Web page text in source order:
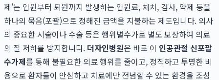
제'는 입원부터 퇴원까지 발생하는 입원료, 처치, 검사, 약제 등을
하나의 묶음(포괄)으로 정해진 금액을 지불하는 제도입니다. 의사
의 중요한 시술이나 수술 등은 행위별수가로 별도 보상하여 의료
의 질 저하를 방지합니다. 더자인병원은 바로 이 인공관절 신포괄
수가제를 통해 불필요한 의료 행위를 줄이고, 정직하고 투명한 비
용으로 환자들이 안심하고 치료에만 전념할 수 있는 환경을 조성